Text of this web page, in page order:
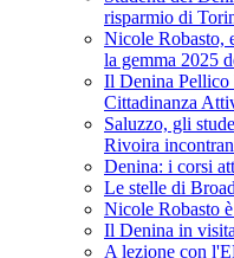
risparmio di
Nicole Robasto,
la gemma 2025
Il Denina Pellico
Cittadinanza
Saluzzo, gli
Rivoira
Denina: i corsi
Le stelle di
Nicole Robasto
Il Denina in
A lezione con